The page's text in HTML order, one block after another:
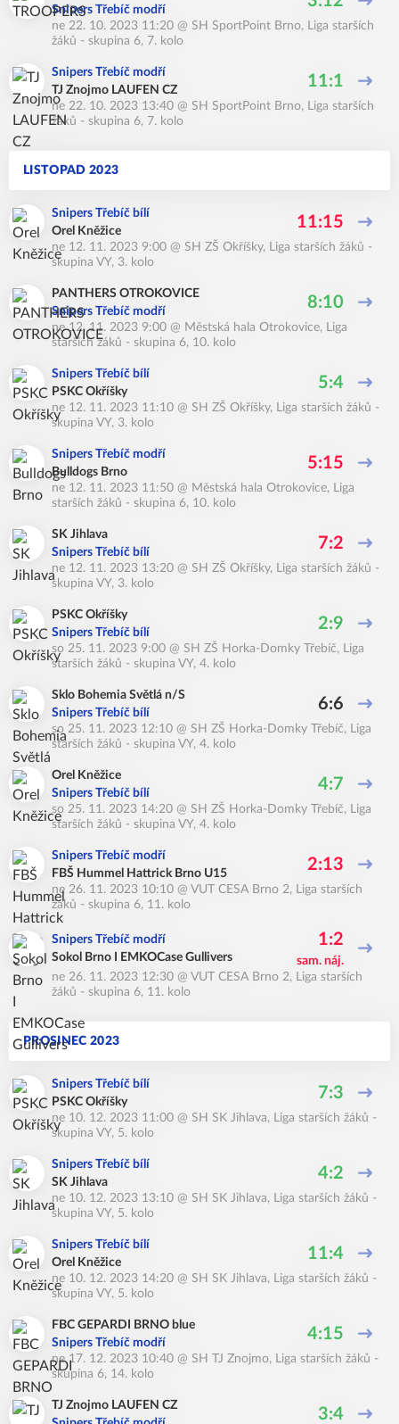
Snipers Třebíč modří
ne 22. 10. 2023 11:20 @ SH SportPoint Brno, Liga starších
žáků - skupina 6, 7. kolo
Snipers Třebíč modří
TJ Znojmo LAUFEN CZ
11:1
ne 22. 10. 2023 13:40 @ SH SportPoint Brno, Liga starších
žáků - skupina 6, 7. kolo
LISTOPAD 2023
Snipers Třebíč bílí
Orel Kněžice
11:15
ne 12. 11. 2023 9:00 @ SH ZŠ Okříšky, Liga starších žáků -
skupina VY, 3. kolo
PANTHERS OTROKOVICE
Snipers Třebíč modří
8:10
ne 12. 11. 2023 9:00 @ Městská hala Otrokovice, Liga
starších žáků - skupina 6, 10. kolo
Snipers Třebíč bílí
PSKC Okříšky
5:4
ne 12. 11. 2023 11:10 @ SH ZŠ Okříšky, Liga starších žáků -
skupina VY, 3. kolo
Snipers Třebíč modří
Bulldogs Brno
5:15
ne 12. 11. 2023 11:50 @ Městská hala Otrokovice, Liga
starších žáků - skupina 6, 10. kolo
SK Jihlava
Snipers Třebíč bílí
7:2
ne 12. 11. 2023 13:20 @ SH ZŠ Okříšky, Liga starších žáků -
skupina VY, 3. kolo
PSKC Okříšky
Snipers Třebíč bílí
2:9
so 25. 11. 2023 9:00 @ SH ZŠ Horka-Domky Třebíč, Liga
starších žáků - skupina VY, 4. kolo
Sklo Bohemia Světlá n/S
Snipers Třebíč bílí
6:6
so 25. 11. 2023 12:10 @ SH ZŠ Horka-Domky Třebíč, Liga
starších žáků - skupina VY, 4. kolo
Orel Kněžice
Snipers Třebíč bílí
4:7
so 25. 11. 2023 14:20 @ SH ZŠ Horka-Domky Třebíč, Liga
starších žáků - skupina VY, 4. kolo
Snipers Třebíč modří
FBŠ Hummel Hattrick Brno U15
2:13
ne 26. 11. 2023 10:10 @ VUT CESA Brno 2, Liga starších
žáků - skupina 6, 11. kolo
Snipers Třebíč modří
Sokol Brno I EMKOCase Gullivers
1:2
sam. náj.
ne 26. 11. 2023 12:30 @ VUT CESA Brno 2, Liga starších
žáků - skupina 6, 11. kolo
PROSINEC 2023
Snipers Třebíč bílí
PSKC Okříšky
7:3
ne 10. 12. 2023 11:00 @ SH SK Jihlava, Liga starších žáků -
skupina VY, 5. kolo
Snipers Třebíč bílí
SK Jihlava
4:2
ne 10. 12. 2023 13:10 @ SH SK Jihlava, Liga starších žáků -
skupina VY, 5. kolo
Snipers Třebíč bílí
Orel Kněžice
11:4
ne 10. 12. 2023 14:20 @ SH SK Jihlava, Liga starších žáků -
skupina VY, 5. kolo
FBC GEPARDI BRNO blue
Snipers Třebíč modří
4:15
ne 17. 12. 2023 10:40 @ SH TJ Znojmo, Liga starších žáků -
skupina 6, 14. kolo
TJ Znojmo LAUFEN CZ
3:4